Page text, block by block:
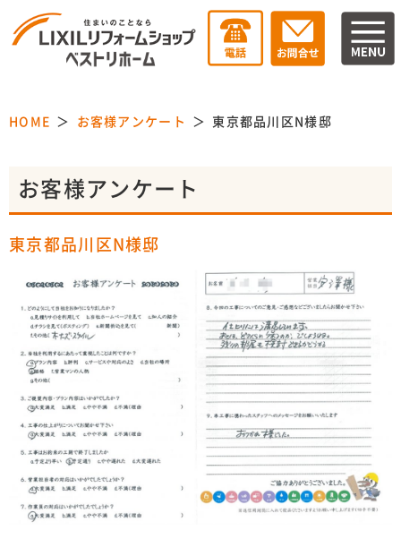
HOME お客様アンケート 東京都品川区N様邸
お客様アンケート
東京都品川区N様邸